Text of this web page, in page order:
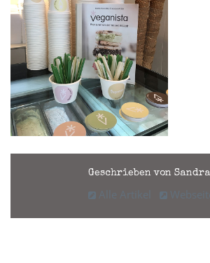
Geschrieben von
Alle Artikel